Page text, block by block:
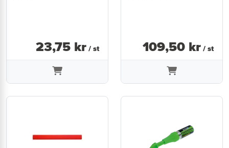
23,75 kr / st 109,50 kr / st